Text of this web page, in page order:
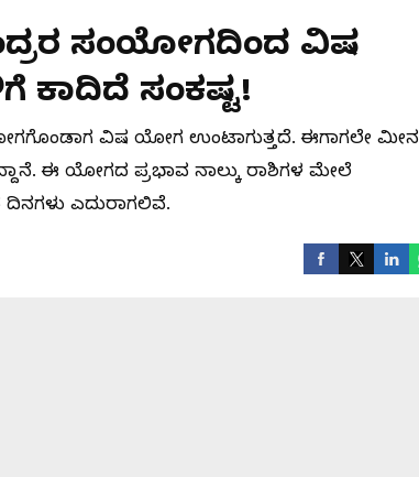
ಸಂಯೋಗದಿಂದ ವಿಷ
ಕಾದಿದೆ ಸಂಕಷ್ಟ!
ವಿಷ ಯೋಗ ಉಂಟಾಗುತ್ತದೆ. ಈಗಾಗಲೇ ಮೀನ
ಈ ಯೋಗದ ಪ್ರಭಾವ ನಾಲ್ಕು ರಾಶಿಗಳ ಮೇಲೆ
ದಿನಗಳು ಎದುರಾಗಲಿವೆ.